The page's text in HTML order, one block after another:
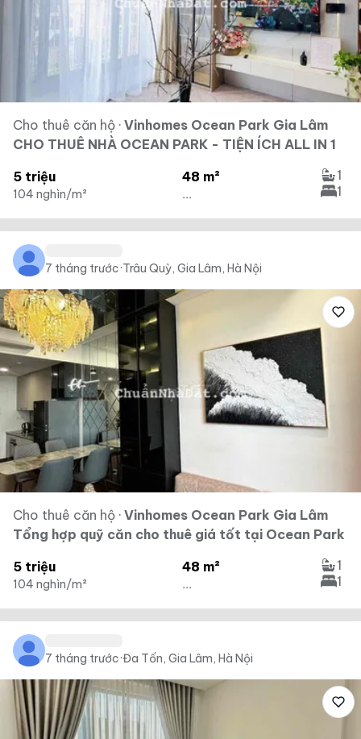
Cho thuê căn hộ · Vinhomes Ocean Park Gia Lâm
CHO THUÊ NHÀ OCEAN PARK - TIỆN ÍCH ALL IN 1
5 triệu
104 nghìn/m²
48 m²
...
1
1
7 tháng trước·Trâu Quỳ, Gia Lâm, Hà Nội
Cho thuê căn hộ · Vinhomes Ocean Park Gia Lâm
Tổng hợp quỹ căn cho thuê giá tốt tại Ocean Park
5 triệu
104 nghìn/m²
48 m²
...
1
1
7 tháng trước·Đa Tốn, Gia Lâm, Hà Nội